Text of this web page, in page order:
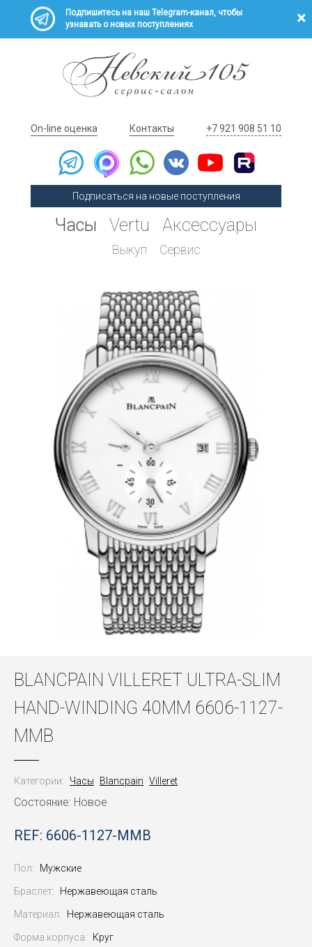
Подпишитесь на наш Telegram-канал, чтобы
узнавать о новых поступлениях
On-line оценка Контакты +7 921 908 51 10
Подписаться на новые поступления
Часы Vertu Аксессуары
Выкуп Сервис
BLANCPAIN VILLERET ULTRA-SLIM
HAND-WINDING 40MM 6606-1127-
MMB
Категории: Часы Blancpain Villeret
Состояние: Новое
REF: 6606-1127-MMB
Пол: Мужские
Браслет: Нержавеющая сталь
Материал: Нержавеющая сталь
Форма корпуса:
Круг